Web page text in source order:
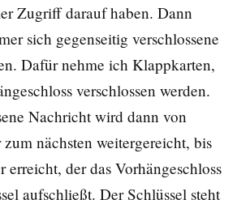
Zugriff darauf haben. Dann
sich gegenseitig verschlossene
Dafür nehme ich Klappkarten,
verschlossen werden.
Nachricht wird dann von
nächsten weitergereicht, bis
erreicht, der das Vorhängeschloss
aufschließt. Der Schlüssel steht